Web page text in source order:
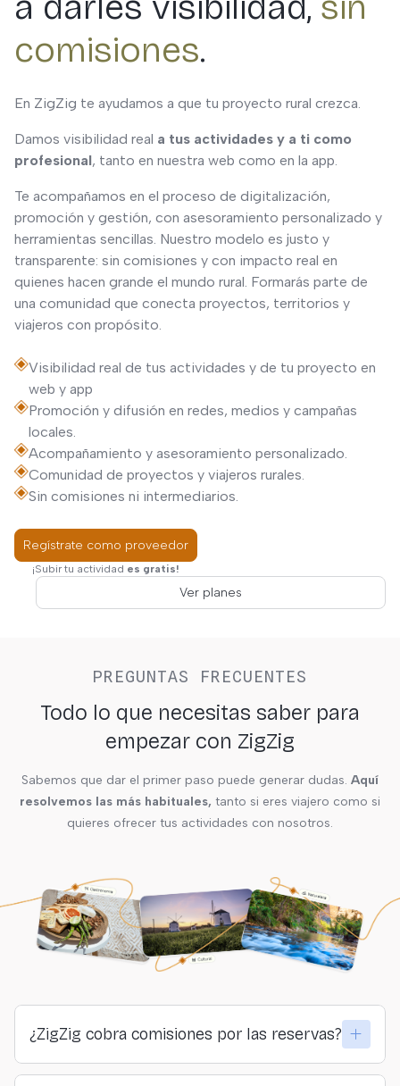
comisiones.
En ZigZig te ayudamos a que tu proyecto rural crezca.
Damos visibilidad real a tus actividades y a ti como
profesional, tanto en nuestra web como en la app.
Te acompañamos en el proceso de digitalización,
promoción y gestión, con asesoramiento personalizado y
herramientas sencillas. Nuestro modelo es justo y
transparente: sin comisiones y con impacto real en
quienes hacen grande el mundo rural. Formarás parte de
una comunidad que conecta proyectos, territorios y
viajeros con propósito.
Visibilidad real de tus actividades y de tu proyecto en
web y app
Promoción y difusión en redes, medios y campañas
locales.
Acompañamiento y asesoramiento personalizado.
Comunidad de proyectos y viajeros rurales.
Sin comisiones ni intermediarios.
Regístrate como proveedor
¡Subir tu actividad es gratis!
Ver planes
PREGUNTAS FRECUENTES
Todo lo que necesitas saber para
empezar con ZigZig
Sabemos que dar el primer paso puede generar dudas. Aquí
resolvemos las más habituales, tanto si eres viajero como si
quieres ofrecer tus actividades con nosotros.
¿ZigZig cobra comisiones por las reservas?